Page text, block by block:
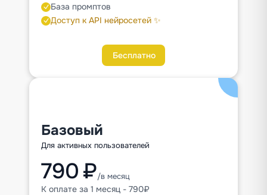
База промптов
Доступ к API нейросетей ✨
Бесплатно
Базовый
Для активных пользователей
790 ₽/в месяц
К оплате за 1 месяц - 790₽